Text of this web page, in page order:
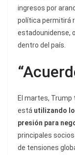
ingresos por
política permitirá
estadounidense,
dentro del país.
El martes,
está utilizando
presión para
principales
de tensiones